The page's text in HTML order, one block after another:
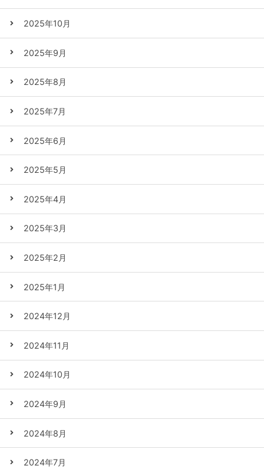
2025年10月
2025年9月
2025年8月
2025年7月
2025年6月
2025年5月
2025年4月
2025年3月
2025年2月
2025年1月
2024年12月
2024年11月
2024年10月
2024年9月
2024年8月
2024年7月